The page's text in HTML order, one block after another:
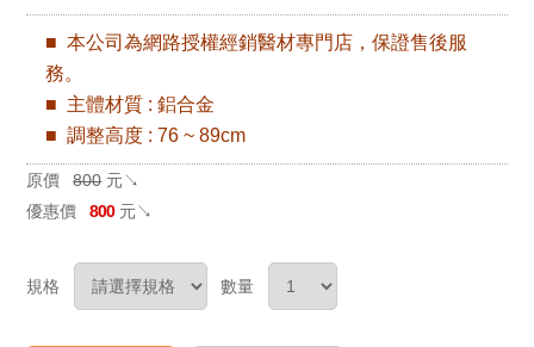
■ 本公司為網路授權經銷醫材專門店 ，保證售後服
務。
■ 主體材質 : 鋁合金
■ 調整高度 : 76 ~ 89cm
原價 800元↘
優惠價
800元↘
規格 數量